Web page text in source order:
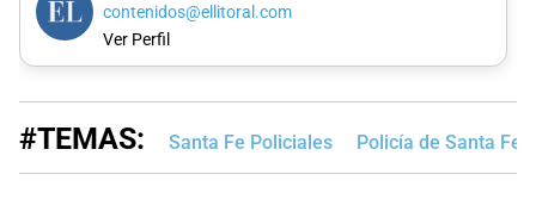
contenidos@ellitoral.com
Ver Perfil
#TEMAS: Santa Fe Policiales Policía de Santa Fe